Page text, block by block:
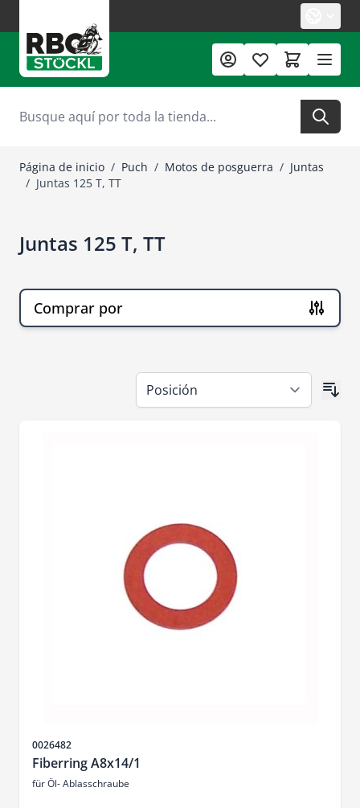
Buscar
Página de inicio / Puch / Motos de posguerra / Juntas
/ Juntas 125 T, TT
Juntas 125 T, TT
Comprar por
SKU
0026482
Fiberring A8x14/1
für Öl- Ablasschraube